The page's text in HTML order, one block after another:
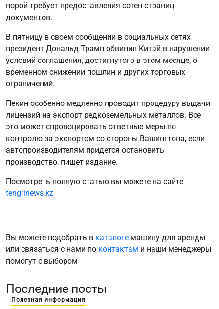
порой требует предоставления сотен страниц
документов.
В пятницу в своем сообщении в социальных сетях
президент Дональд Трамп обвинил Китай в нарушении
условий соглашения, достигнутого в этом месяце, о
временном снижении пошлин и других торговых
ограничений.
Пекин особенно медленно проводит процедуру выдачи
лицензий на экспорт редкоземельных металлов. Все
это может спровоцировать ответные меры по
контролю за экспортом со стороны Вашингтона, если
автопроизводителям придется остановить
производство, пишет издание.
Посмотреть полную статью вы можете на сайте
tengrinews.kz
Вы можете подобрать в каталоге машину для аренды
или связаться с нами по контактам и наши менеджеры
помогут с выбором
Последние посты
Полезная информация